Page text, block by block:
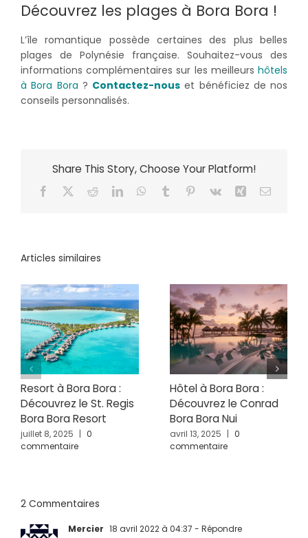
Découvrez les plages à Bora Bora !
L’île romantique possède certaines des plus belles
plages de Polynésie française. Souhaitez-vous des
informations complémentaires sur les meilleurs hôtels
à Bora Bora ? Contactez-nous et bénéficiez de nos
conseils personnalisés.
Share This Story, Choose Your Platform!
Facebook RedditLinkedInWhatsApp
Tumblr Pinterest
Vk Xing Email
Articles similaires
Resort à Bora Bora :
Découvrez le St. Regis
Bora Bora Resort
juillet 8, 2025 | 0
commentaire
Hôtel à Bora Bora :
Découvrez le Conrad
Bora Bora Nui
avril 13, 2025 | 0
commentaire
2 Commentaires
Mercier 18 avril 2022 à 04:37 - Répondre